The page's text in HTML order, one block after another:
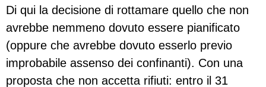
Di qui la decisione di rottamare quello che non
avrebbe nemmeno dovuto essere pianificato
(oppure che avrebbe dovuto esserlo previo
improbabile assenso dei confinanti). Con una
proposta che non accetta rifiuti: entro il 31